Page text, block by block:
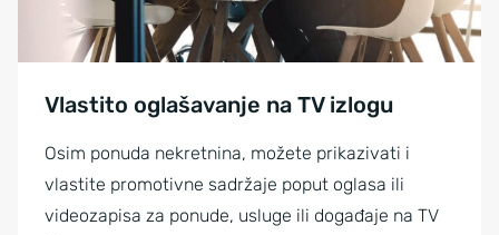
Vlastito oglašavanje na TV izlogu
Osim ponuda nekretnina, možete prikazivati i
vlastite promotivne sadržaje poput oglasa ili
videozapisa za ponude, usluge ili događaje na TV